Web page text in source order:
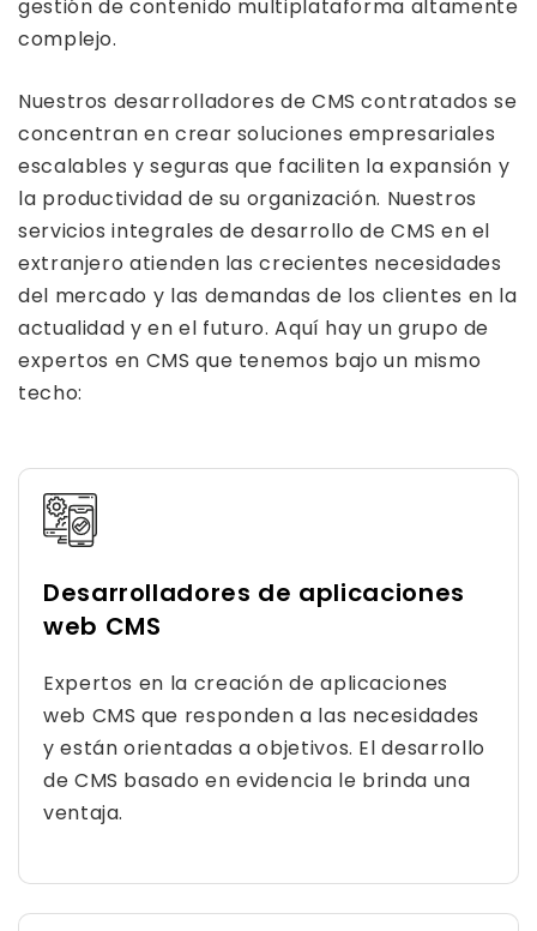
gestión de contenido multiplataforma altamente
complejo.
Nuestros desarrolladores de CMS contratados se
concentran en crear soluciones empresariales
escalables y seguras que faciliten la expansión y
la productividad de su organización. Nuestros
servicios integrales de desarrollo de CMS en el
extranjero atienden las crecientes necesidades
del mercado y las demandas de los clientes en la
actualidad y en el futuro. Aquí hay un grupo de
expertos en CMS que tenemos bajo un mismo
techo:
Desarrolladores de aplicaciones
web CMS
Expertos en la creación de aplicaciones
web CMS que responden a las necesidades
y están orientadas a objetivos. El desarrollo
de CMS basado en evidencia le brinda una
ventaja.